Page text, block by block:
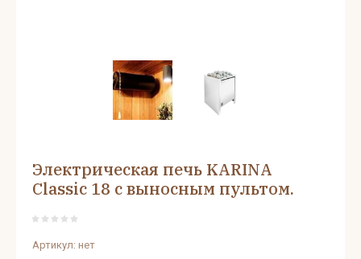
Электрическая печь KARINA
Classic 18 с выносным пультом.
Артикул: нет